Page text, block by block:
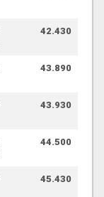
42.430
43.890
43.930
44.500
45.430